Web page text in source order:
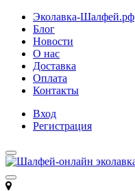
Эколавка-Шалфей.рф
Блог
Новости
О нас
Доставка
Оплата
Контакты
Вход
Регистрация